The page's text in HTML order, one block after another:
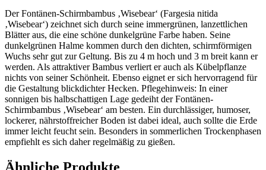
Der Fontänen-Schirmbambus ‚Wisebear‘ (Fargesia nitida
‚Wisebear‘) zeichnet sich durch seine immergrünen, lanzettlichen
Blätter aus, die eine schöne dunkelgrüne Farbe haben. Seine
dunkelgrünen Halme kommen durch den dichten, schirmförmigen
Wuchs sehr gut zur Geltung. Bis zu 4 m hoch und 3 m breit kann er
werden. Als attraktiver Bambus verliert er auch als Kübelpflanze
nichts von seiner Schönheit. Ebenso eignet er sich hervorragend für
die Gestaltung blickdichter Hecken. Pflegehinweis: In einer
sonnigen bis halbschattigen Lage gedeiht der Fontänen-
Schirmbambus ‚Wisebear‘ am besten. Ein durchlässiger, humoser,
lockerer, nährstoffreicher Boden ist dabei ideal, auch sollte die Erde
immer leicht feucht sein. Besonders in sommerlichen Trockenphasen
empfiehlt es sich daher regelmäßig zu gießen.
Ähnliche Produkte